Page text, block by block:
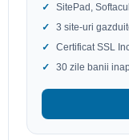
SitePad,
3 site-uri
Certificat SSL
30 zile banii